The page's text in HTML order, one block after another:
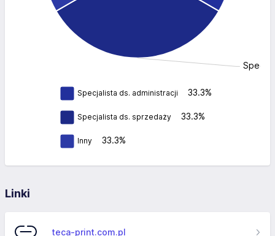
Specjalista ds. administracji 33.3%
Specjalista ds. sprzedaży 33.3%
Inny 33.3%
Linki
teca-print.com.pl